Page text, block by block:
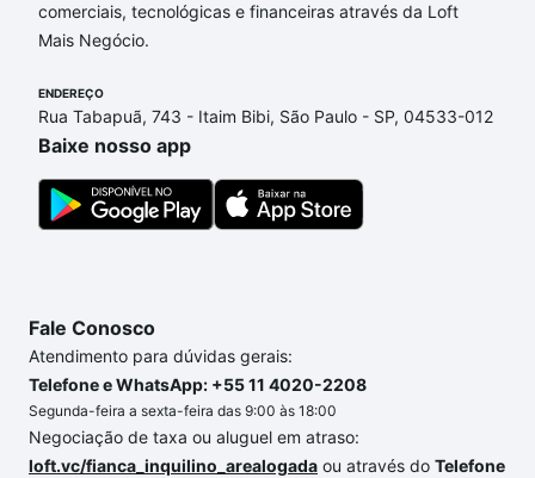
comerciais, tecnológicas e financeiras através da Loft
Mais Negócio.
ENDEREÇO
Rua Tabapuã, 743 - Itaim Bibi, São Paulo - SP, 04533-012
Baixe nosso app
Fale Conosco
Atendimento para dúvidas gerais:
Telefone e WhatsApp: +55 11 4020-2208
Segunda-feira a sexta-feira das 9:00 às 18:00
Negociação de taxa ou aluguel em atraso:
loft.vc/fianca_inquilino_arealogada ou através do Telefone